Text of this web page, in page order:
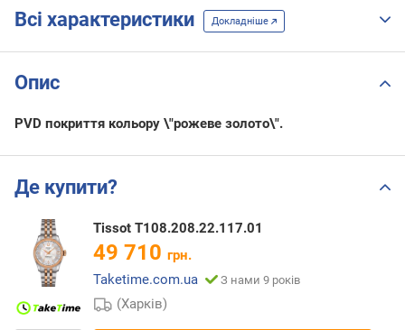
Всі характеристики Докладніше
Опис
PVD покриття кольору \"рожеве золото\".
Де купити?
Tissot T108.208.22.117.01
49 710 грн.
Taketime.com.ua
З нами 9 років
(Харків)